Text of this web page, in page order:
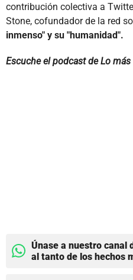
contribución colectiva a
Stone, cofundador de la red
inmenso" y su "humanidad".
Escuche el podcast de Lo más
Únase a nuestro canal
al tanto de los hechos